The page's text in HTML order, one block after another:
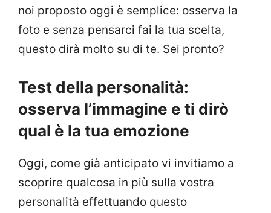
noi proposto oggi è semplice: osserva la
foto e senza pensarci fai la tua scelta,
questo dirà molto su di te. Sei pronto?
Test della personalità:
osserva l’immagine e ti dirò
qual è la tua emozione
Oggi, come già anticipato vi invitiamo a
scoprire qualcosa in più sulla vostra
personalità effettuando questo